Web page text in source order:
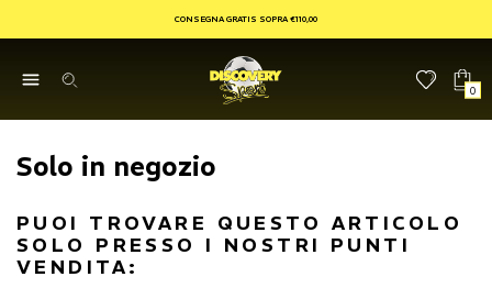
CONSEGNA GRATIS SOPRA €110,00
0
Solo in negozio
PUOI TROVARE QUESTO ARTICOLO
SOLO PRESSO I NOSTRI PUNTI
VENDITA: